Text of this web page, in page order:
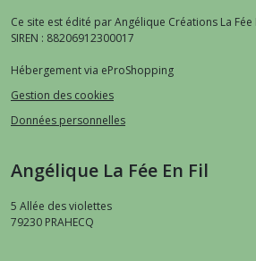
Ce site est édité par Angélique Créations La Fée
SIREN : 88206912300017
Hébergement via eProShopping
Gestion des cookies
Données personnelles
Angélique La Fée En Fil
5 Allée des violettes
79230 PRAHECQ